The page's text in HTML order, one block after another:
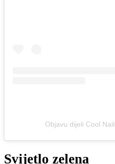
Objavu dijeli Cool
Svijetlo zelena